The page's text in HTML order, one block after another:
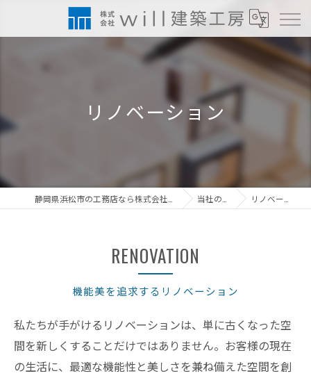
リノベーション
当社の特徴 リノベーション
機能美を追求するリノベーション
RENOVATION
私たちが手がけるリノベーションは、単に古くなった空
間を新しくすることだけではありません。お客様の現在
の生活に、最適な機能性と美しさを兼ね備えた空間を創